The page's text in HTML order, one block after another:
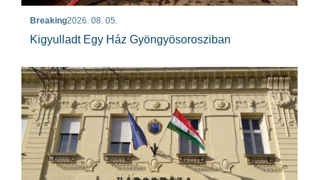
Breaking2026. 08. 05.
Kigyulladt Egy Ház Gyöngyösorosziban